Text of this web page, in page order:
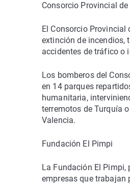
Consorcio Provincial
El Consorcio
extinción de incendios,
accidentes de tráfico o
Los bomberos del
en 14 parques
humanitaria,
terremotos de Turquía
Valencia.
Fundación El Pimpi
La Fundación El Pimpi,
empresas que trabajan